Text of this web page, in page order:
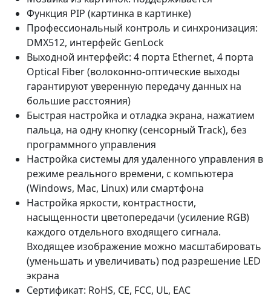
Функция PIP (картинка в картинке)
Профессиональный контроль и синхронизация:
DMX512, интерфейс GenLock
Выходной интерфейс: 4 порта Ethernet, 4 порта
Optical Fiber (волоконно-оптические выходы
гарантируют уверенную передачу данных на
большие расстояния)
Быстрая настройка и отладка экрана, нажатием
пальца, на одну кнопку (сенсорный Track), без
программного управления
Настройка системы для удаленного управления в
режиме реального времени, с компьютера
(Windows, Mac, Linux) или смартфона
Настройка яркости, контрастности,
насыщенности цветопередачи (усиление RGB)
каждого отдельного входящего сигнала.
Входящее изображение можно масштабировать
(уменьшать и увеличивать) под разрешение LED
экрана
Сертификат: RoHS, CE, FCC, UL, EAC